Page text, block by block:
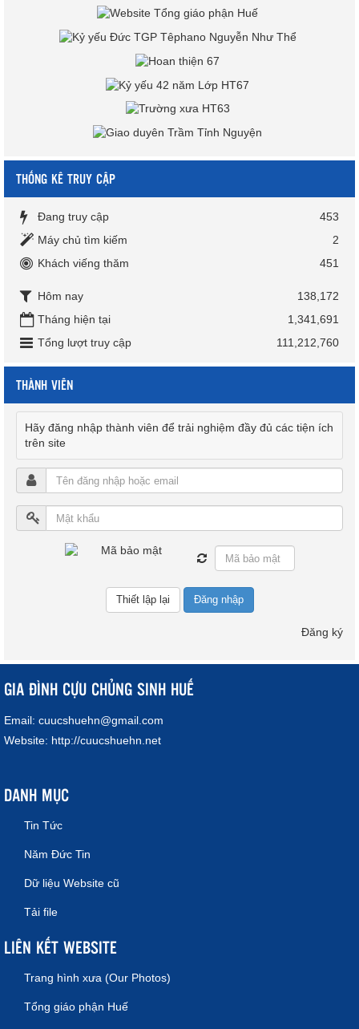
THỐNG KÊ TRUY CẬP
Đang truy cập
453
Máy chủ tìm kiếm
2
Khách viếng thăm
451
Hôm nay
138,172
Tháng hiện tại
1,341,691
Tổng lượt truy cập
111,212,760
THÀNH VIÊN
Hãy đăng nhập thành viên để trải nghiệm đầy đủ các tiện ích
trên site
Đăng nhập
Đăng ký
GIA ĐÌNH CỰU CHỦNG SINH HUẾ
Email: cuucshuehn@gmail.com
Website: http://cuucshuehn.net
DANH MỤC
Tin Tức
Năm Đức Tin
Dữ liệu Website cũ
Tải file
LIÊN KẾT WEBSITE
Trang hình xưa (Our Photos)
Tổng giáo phận Huế